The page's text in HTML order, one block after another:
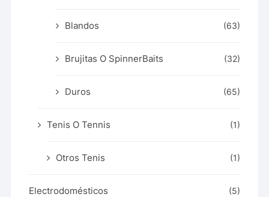
Blandos (63)
Brujitas O SpinnerBaits (32)
Duros (65)
Tenis O Tennis (1)
Otros Tenis (1)
Electrodomésticos (5)